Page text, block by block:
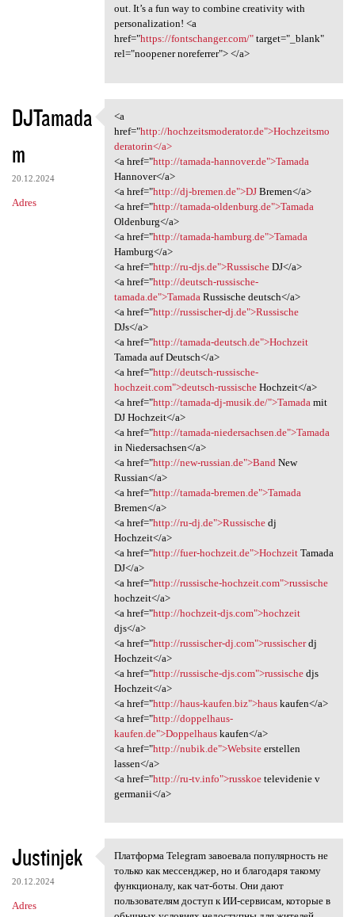
out. It’s a fun way to combine creativity with
personalization! <a
href="https://fontschanger.com/"target="_blank"
rel="noopener noreferrer"> </a>
DJTamada
m
20.12.2024
Adres
<a href="http:/
<a
href="http://hochzeitsmoderator.de">Hochzeitsmo
deratorin</a>
<a href="http://tamada-hannover.de">Tamada
Hannover</a>
<a href="http://dj-bremen.de">DJBremen</a>
<a href="http://tamada-oldenburg.de">Tamada
Oldenburg</a>
<a href="http://tamada-hamburg.de">Tamada
Hamburg</a>
<a href="http://ru-djs.de">RussischeDJ</a>
<a href="http://deutsch-russische-
tamada.de">Tamada Russische deutsch</a>
<a href="http://russischer-dj.de">Russische
DJs</a>
<a href="http://tamada-deutsch.de">Hochzeit
Tamada auf Deutsch</a>
<a href="http://deutsch-russische-
hochzeit.com">deutsch-russischeHochzeit</a>
<a href="http://tamada-dj-musik.de/">Tamada mit
DJ Hochzeit</a>
<a href="http://tamada-niedersachsen.de">Tamada
in Niedersachsen</a>
<a href="http://new-russian.de">Band New
Russian</a>
<a href="http://tamada-bremen.de">Tamada
Bremen</a>
<a href="http://ru-dj.de">Russischedj
Hochzeit</a>
<a href="http://fuer-hochzeit.de">HochzeitTamada
DJ</a>
<a href="http://russische-hochzeit.com">russische
hochzeit</a>
<a href="http://hochzeit-djs.com">hochzeit
djs</a>
<a href="http://russischer-dj.com">russischerdj
Hochzeit</a>
<a href="http://russische-djs.com">russischedjs
Hochzeit</a>
<a href="http://haus-kaufen.biz">hauskaufen</a>
<a href="http://doppelhaus-
kaufen.de">Doppelhauskaufen</a>
<a href="http://nubik.de">Websiteerstellen
lassen</a>
<a href="http://ru-tv.info">russkoetelevidenie v
germanii</a>
Justinjek
20.12.2024
Adres
Платформа Telegram завоевала
Платформа Telegram завоевала популярность не
только как мессенджер, но и благодаря такому
функционалу, как чат-боты. Они дают
пользователям доступ к ИИ-сервисам, которые в